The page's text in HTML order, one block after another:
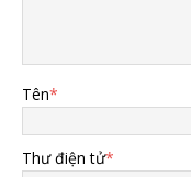
Tên*
Thư điện tử*